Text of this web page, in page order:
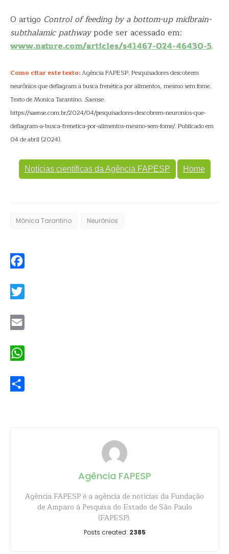
O artigo Control of feeding by a bottom-up midbrain-
subthalamic pathwaypode ser acessado em:
www.nature.com/articles/s41467-024-46430-5.
Como citar este texto:Agência FAPESP. Pesquisadores descobrem
neurônios que deflagram a busca frenética por alimentos, mesmo sem fome.
Texto de Monica Tarantino. Saense.
https://saense.com.br/2024/04/pesquisadores-descobrem-neuronios-que-
deflagram-a-busca-frenetica-por-alimentos-mesmo-sem-fome/. Publicado em
04 de abril (2024).
Notícias científicas da Agência FAPESP Home
Mônica Tarantino Neurônios
Agência FAPESP
Agência FAPESP é a agência de notícias da Fundação
de Amparo à Pesquisa do Estado de São Paulo
(FAPESP).
Posts created: 2385